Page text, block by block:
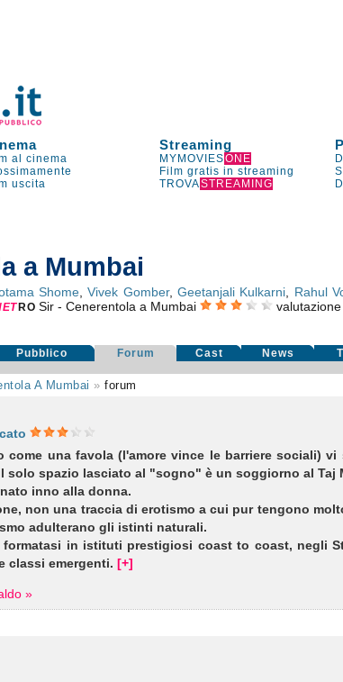
Streaming
al cinema MYMOVIESONE
Film gratis in streaming
uscita TROVASTREAMING
a Mumbai
Shome ,Vivek Gomber, Geetanjali Kulkarni Rahul
T RO Sir - Cenerentola a Mumbai
Pubblico Forum Cast News
A Mumbai »forum
come una favola (l'amore vince le barriere sociali)
solo spazio lasciato al "sogno" è un soggiorno al Taj
inno alla donna.
non una traccia di erotismo a cui pur tengono
adulterano gli istinti naturali.
formatasi in istituti prestigiosi coast to coast, negli
classi emergenti.[+]
»